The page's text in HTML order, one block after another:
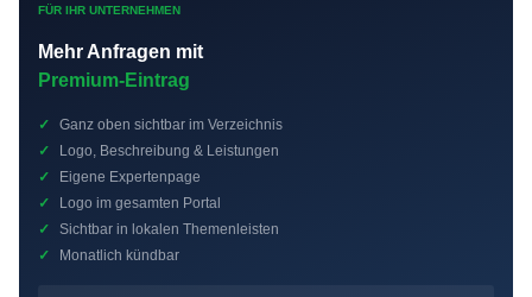
FÜR IHR UNTERNEHMEN
Mehr Anfragen mit
Premium-Eintrag
✓
Ganz oben sichtbar im Verzeichnis
✓
Logo, Beschreibung & Leistungen
✓
Eigene Expertenpage
✓
Logo im gesamten Portal
✓
Sichtbar in lokalen Themenleisten
✓
Monatlich kündbar